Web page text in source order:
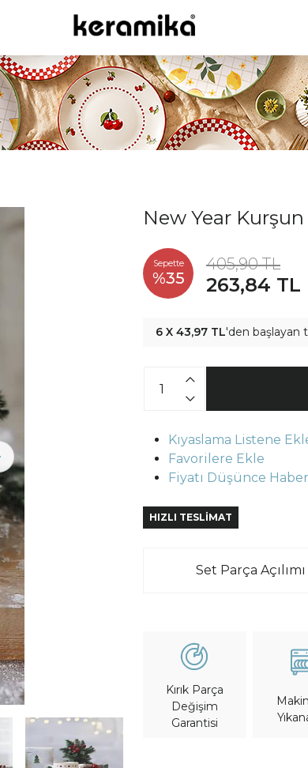
New Year
Sepette
%35
405,90 TL
263,84 TL
6 X 43,97 TL'den başlayan
Kıyaslama Listene
Favorilere Ekle
Fiyatı Düşünce
HIZLI TESLİMAT
Set Parça Açılımı
Kırık Parça
Değişim
Garantisi